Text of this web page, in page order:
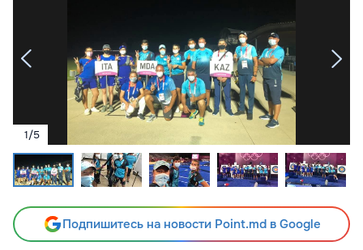
1/5
Подпишитесь на новости Point.md в Google